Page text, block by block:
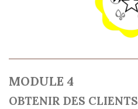
MODULE 4
OBTENIR DES